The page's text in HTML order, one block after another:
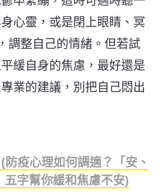
心靈，或是閉上眼睛、冥
調整自己的情緒。但若試
緩自身的焦慮，最好還是
業的建議，別把自己悶出
疫心理如何調適？「安、
五字幫你緩和焦慮不安)